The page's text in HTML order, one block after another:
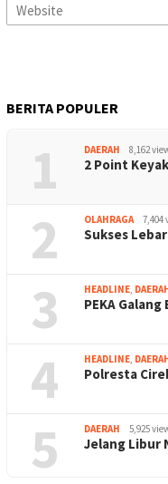
BERITA POPULER
1 DAERAH 8,162
2 Point
2 OLAHRAGA 7,404
Sukses
3 HEADLINE,
PEKA
4 HEADLINE,
Polresta
5 DAERAH 5,925
Jelang Libur